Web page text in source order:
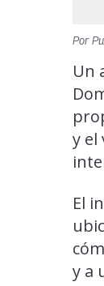
Por
Un
y el
El
y a